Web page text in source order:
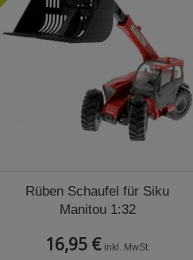
Rüben Schaufel für Siku
Manitou 1:32
16,95 € inkl. MwSt.